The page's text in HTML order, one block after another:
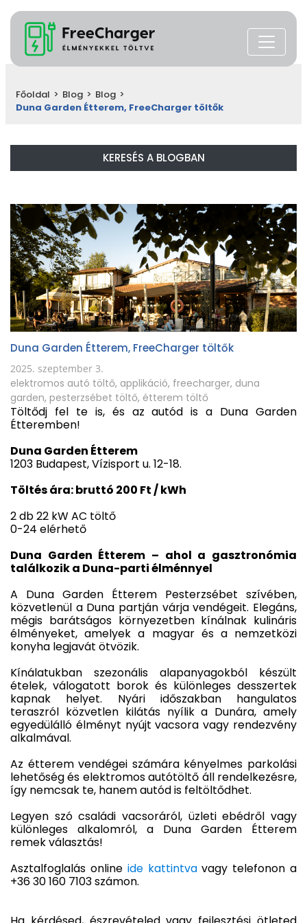
Főoldal > Blog > Blog >
Duna Garden Étterem, FreeCharger töltők
KERESÉS A BLOGBAN
Duna Garden Étterem, FreeCharger töltők
2025. szeptember 3.
elektromos autó töltő, applikáció, freecharger, duna
garden, pesterzsébet töltő, étterem töltő
Töltődj fel te is, és az autód is a Duna Garden
Étteremben!
Duna Garden Étterem
1203 Budapest, Vízisport u. 12-18.
Töltés ára: bruttó 200 Ft / kWh
2 db 22 kW AC töltő
0-24 elérhető
Duna Garden Étterem – ahol a gasztronómia
találkozik a Duna-parti élménnyel
A Duna Garden Étterem Pesterzsébet szívében,
közvetlenül a Duna partján várja vendégeit. Elegáns,
mégis barátságos környezetben kínálnak kulináris
élményeket, amelyek a magyar és a nemzetközi
konyha legjavát ötvözik.
Kínálatukban szezonális alapanyagokból készült
ételek, válogatott borok és különleges desszertek
kapnak helyet. Nyári időszakban hangulatos
teraszról közvetlen kilátás nyílik a Dunára, amely
egyedülálló élményt nyújt vacsora vagy rendezvény
alkalmával.
Az étterem vendégei számára kényelmes parkolási
lehetőség és elektromos autótöltő áll rendelkezésre,
így nemcsak te, hanem autód is feltöltődhet.
Legyen szó családi vacsoráról, üzleti ebédről vagy
különleges alkalomról, a Duna Garden Étterem
remek választás!
Asztalfoglalás onlineide kattintvavagy telefonon a
+36 30 160 7103 számon.